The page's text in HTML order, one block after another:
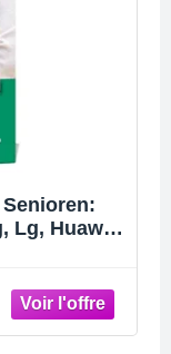
Lg, Huawei